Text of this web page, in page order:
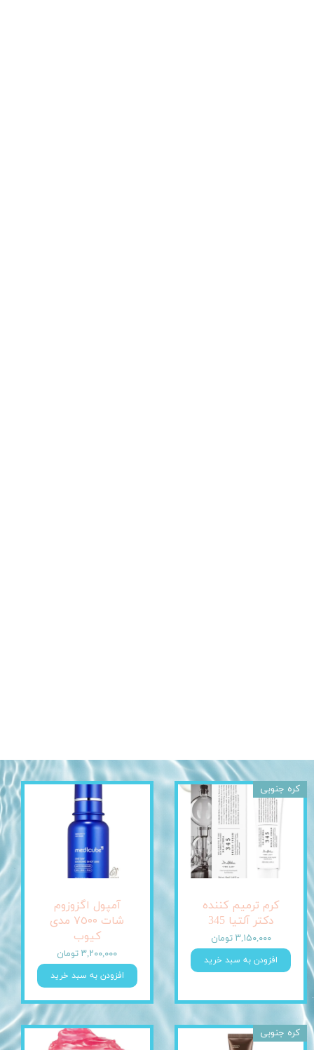
کرم ترمیم کننده
دکتر آلتیا 345
۳,۱۵۰,۰۰۰ تومان
افزودن به سبد خرید
کره جنوبی
آمپول اگزوزوم
شات ٧٥٠٠ مدی
کیوب
۳,۲۰۰,۰۰۰ تومان
افزودن به سبد خرید
کره جنوبی